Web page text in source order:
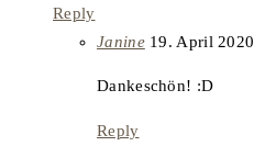
Reply
Janinesays:
19. April 2020
Dankeschön! :D
Reply